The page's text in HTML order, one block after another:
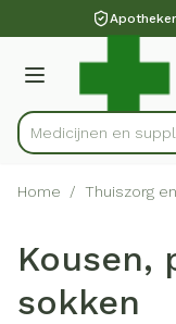
Ga naar de inhoud
Menu
Product, merk,
Home / Thuiszorg
Kousen,
sokken